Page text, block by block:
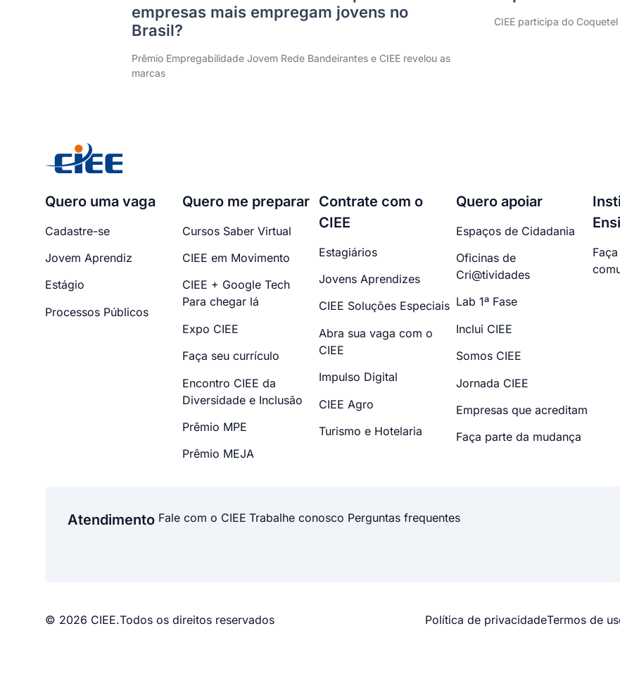
empresas mais empregam jovens no
Brasil?
Prêmio Empregabilidade Jovem Rede Bandeirantes e CIEE revelou as
marcas
CIEE participa do
Quero uma vaga
Cadastre-se
Jovem Aprendiz
Estágio
Processos Públicos
Quero me preparar
Cursos Saber Virtual
CIEE em Movimento
CIEE + Google Tech
Para chegar lá
Expo CIEE
Faça seu currículo
Encontro CIEE da
Diversidade e Inclusão
Prêmio MPE
Prêmio MEJA
Contrate com o
CIEE
Estagiários
Jovens Aprendizes
CIEE Soluções Especiais
Abra sua vaga com o
CIEE
Impulso Digital
CIEE Agro
Turismo e Hotelaria
Quero apoiar
Espaços de Cidadania
Oficinas de
Cri@tividades
Lab 1ª Fase
Inclui CIEE
Somos CIEE
Jornada CIEE
Empresas que acreditam
Faça parte da mudança
Atendimento Fale com o CIEE Trabalhe conosco Perguntas frequentes
© 2026 CIEE.Todos os direitos reservados Política de privacidadeTermos de